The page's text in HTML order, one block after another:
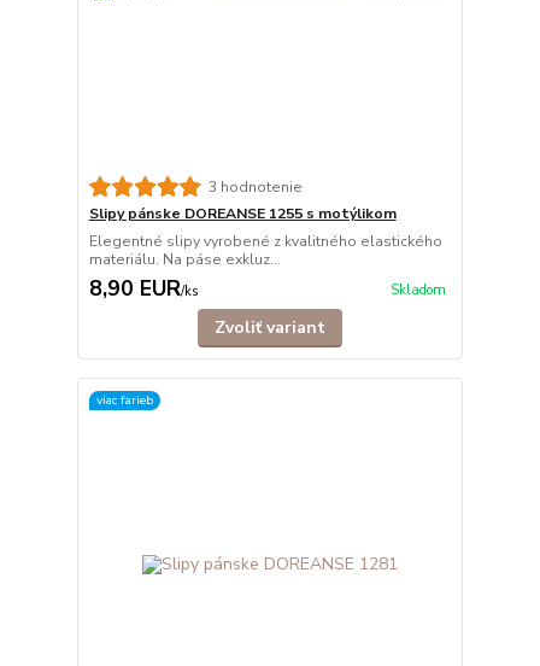
3 hodnotenie
Slipy pánske DOREANSE 1255 s motýlikom
Elegentné slipy vyrobené z kvalitného elastického
materiálu. Na páse exkluz...
8,90 EUR/ks Skladom
Zvoliť variant
viac farieb